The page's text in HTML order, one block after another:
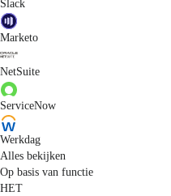
Slack
Marketo
NetSuite
ServiceNow
Werkdag
Alles bekijken
Op basis van functie
HET